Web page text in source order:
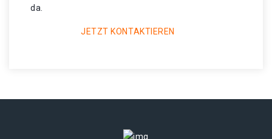
da.
JETZT KONTAKTIEREN